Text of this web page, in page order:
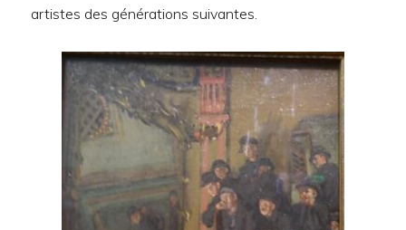
artistes des générations suivantes.